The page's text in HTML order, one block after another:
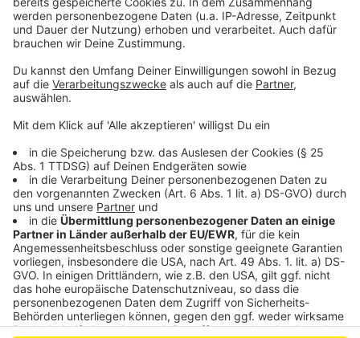
Anzeige
Wer nicht genug bekommen und weitere Portionen
Lachen verschrieben bekommen möchte: Lisa Feller
ist aktuell mit ihrem Programm "Schön für dich" auf
Tour. Alle Termine und Ticketinfos
Anzeige